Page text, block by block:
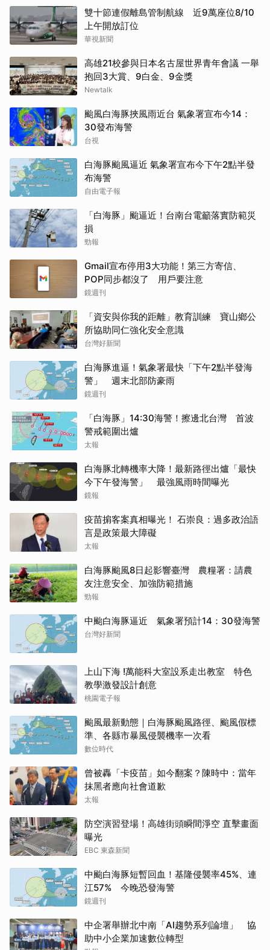
雙十節連假離島管制航線 近9萬座位8/10
上午開放訂位
華視新聞
高雄21校參與日本名古屋世界青年會議 一舉
抱回3大賞、9白金、9金獎
Newtalk
颱風白海豚挾風雨近台 氣象署宣布今14：
30發布海警
台視
白海豚颱風逼近 氣象署宣布今下午2點半發
布海警
自由電子報
「白海豚」颱逼近！台南台電籲落實防範災
損
勁報
Gmail宣布停用3大功能！第三方寄信、
POP同步都沒了 用戶要注意
鏡週刊
「資安與你我的距離」教育訓練 寶山鄉公
所協助同仁強化安全意識
台灣好新聞
白海豚進逼！氣象署最快「下午2點半發海
警」 週末北部防豪雨
鏡週刊
「白海豚」14:30海警！擦邊北台灣 首波
警戒範圍出爐
太報
白海豚北轉機率大降！最新路徑出爐「最快
今下午發海警」 最強風雨時間曝光
鏡報
疫苗掮客案真相曝光！ 石崇良：過多政治語
言是政策最大障礙
太報
白海豚颱風8日起影響臺灣 農糧署：請農
友注意安全、加強防範措施
勁報
中颱白海豚逼近 氣象署預計14：30發海警
台灣好新聞
上山下海 !萬能科大室設系走出教室 特色
教學激發設計創意
桃園電子報
颱風最新動態｜白海豚颱風路徑、颱風假標
準、各縣市暴風侵襲機率一次看
數位時代
曾被轟「卡疫苗」如今翻案？陳時中：當年
抹黑者應向社會道歉
太報
防空演習登場！高雄街頭瞬間淨空 直擊畫面
曝光
EBC 東森新聞
中颱白海豚短暫回血！基隆侵襲率45%、連
江57% 今晚恐發海警
鏡週刊
中企署舉辦北中南「AI趨勢系列論壇」 協
助中小企業加速數位轉型